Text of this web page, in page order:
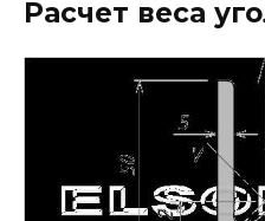
Расчет веса